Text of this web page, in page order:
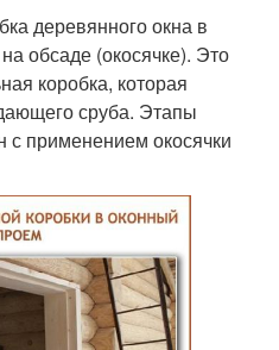
деревянного окна в
обсаде (окосячке). Это
коробка, которая
сруба. Этапы
с применением окосячки